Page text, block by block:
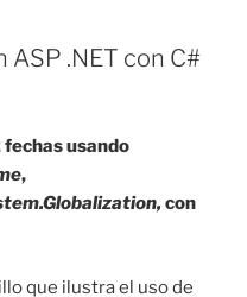
.NET con C#
usando
,
con
que ilustra el uso de